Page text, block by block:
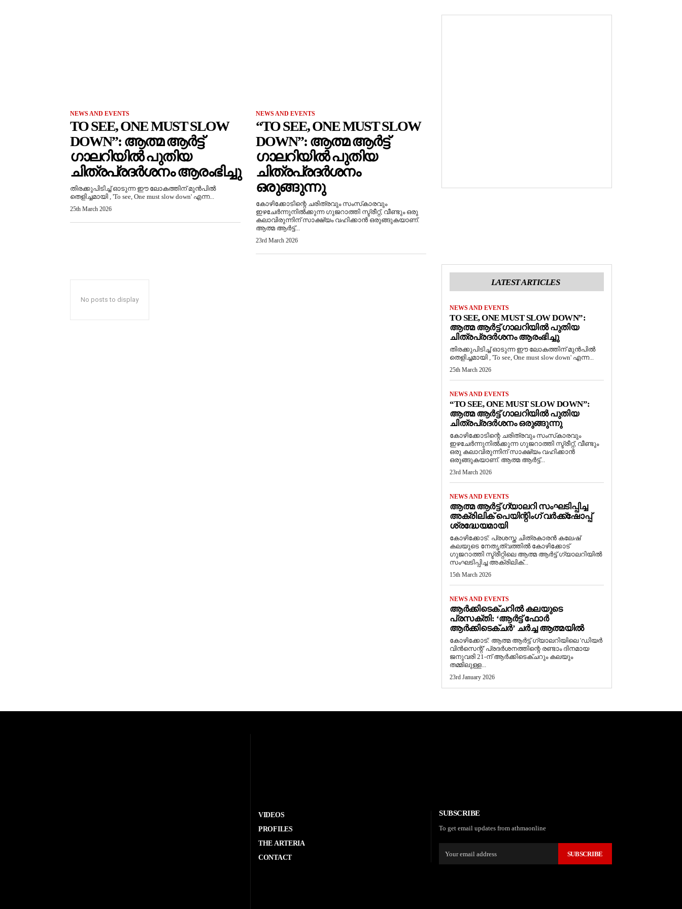
NEWS AND EVENTS
TO SEE, ONE MUST SLOW
DOWN”: ആത്മ ആർട്ട്
ഗാലറിയിൽ പുതിയ
ചിത്രപ്രദർശനം ആരംഭിച്ചു
തിരക്കുപിടിച്ച് ഓടുന്ന ഈ ലോകത്തിന് മുൻപിൽ
തെളിച്ചമായി , 'To see, One must slow down' എന്ന...
25th March 2026
NEWS AND EVENTS
“TO SEE, ONE MUST SLOW
DOWN”: ആത്മ ആർട്ട്
ഗാലറിയിൽ പുതിയ
ചിത്രപ്രദർശനം
ഒരുങ്ങുന്നു
കോഴിക്കോടിന്റെ ചരിത്രവും സംസ്‌കാരവും
ഇഴചേർന്നുനിൽക്കുന്ന ഗുജറാത്തി സ്ട്രീറ്റ്, വീണ്ടും ഒരു
കലാവിരുന്നിന് സാക്ഷ്യം വഹിക്കാൻ ഒരുങ്ങുകയാണ്.
ആത്മ ആർട്ട്...
23rd March 2026
No posts to display
LATEST ARTICLES
NEWS AND EVENTS
TO SEE, ONE MUST SLOW DOWN”:
ആത്മ ആർട്ട് ഗാലറിയിൽ പുതിയ
ചിത്രപ്രദർശനം ആരംഭിച്ചു
തിരക്കുപിടിച്ച് ഓടുന്ന ഈ ലോകത്തിന് മുൻപിൽ
തെളിച്ചമായി , 'To see, One must slow down' എന്ന...
25th March 2026
NEWS AND EVENTS
“TO SEE, ONE MUST SLOW DOWN”:
ആത്മ ആർട്ട് ഗാലറിയിൽ പുതിയ
ചിത്രപ്രദർശനം ഒരുങ്ങുന്നു
കോഴിക്കോടിന്റെ ചരിത്രവും സംസ്‌കാരവും
ഇഴചേർന്നുനിൽക്കുന്ന ഗുജറാത്തി സ്ട്രീറ്റ്, വീണ്ടും
ഒരു കലാവിരുന്നിന് സാക്ഷ്യം വഹിക്കാൻ
ഒരുങ്ങുകയാണ്. ആത്മ ആർട്ട്...
23rd March 2026
NEWS AND EVENTS
ആത്മ ആർട്ട് ഗ്യാലറി സംഘടിപ്പിച്ച
അക്രിലിക് പെയിന്റിംഗ് വർക്ക്‌ഷോപ്പ്
ശ്രദ്ധേയമായി
കോഴിക്കോട്: പ്രശസ്ത ചിത്രകാരൻ കലേഷ്
കലയുടെ നേതൃത്വത്തിൽ കോഴിക്കോട്
ഗുജറാത്തി സ്ട്രീറ്റിലെ ആത്മ ആർട്ട് ഗ്യാലറിയിൽ
സംഘടിപ്പിച്ച അക്രിലിക്...
15th March 2026
NEWS AND EVENTS
ആർക്കിടെക്ചറിൽ കലയുടെ
പ്രസക്തി: ‘ആർട്ട് ഫോർ
ആർക്കിടെക്ചർ’ ചർച്ച ആത്മയിൽ
​കോഴിക്കോട്: ആത്മ ആർട്ട് ഗ്യാലറിയിലെ 'ഡിയർ
വിൻസെന്റ്' പ്രദർശനത്തിന്റെ രണ്ടാം ദിനമായ
ജനുവരി 21-ന് ആർക്കിടെക്ചറും കലയും
തമ്മിലുള്ള...
23rd January 2026
VIDEOS
PROFILES
THE ARTERIA
CONTACT
SUBSCRIBE
To get email updates from athmaonline
SUBSCRIBE